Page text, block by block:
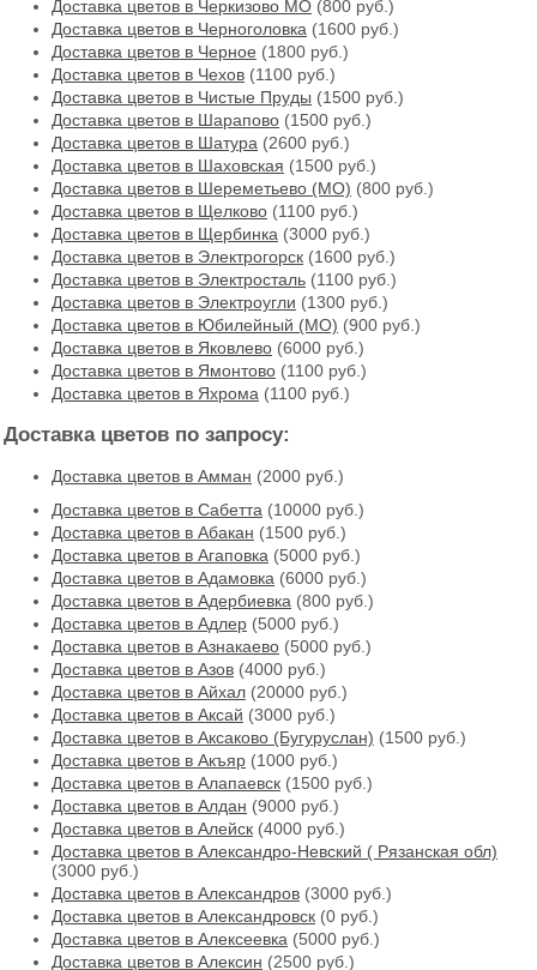
Доставка цветов в Черкизово МО (800 руб.)
Доставка цветов в Черноголовка (1600 руб.)
Доставка цветов в Черное (1800 руб.)
Доставка цветов в Чехов (1100 руб.)
Доставка цветов в Чистые Пруды (1500 руб.)
Доставка цветов в Шарапово (1500 руб.)
Доставка цветов в Шатура (2600 руб.)
Доставка цветов в Шаховская (1500 руб.)
Доставка цветов в Шереметьево (МО) (800 руб.)
Доставка цветов в Щелково (1100 руб.)
Доставка цветов в Щербинка (3000 руб.)
Доставка цветов в Электрогорск (1600 руб.)
Доставка цветов в Электросталь (1100 руб.)
Доставка цветов в Электроугли (1300 руб.)
Доставка цветов в Юбилейный (МО) (900 руб.)
Доставка цветов в Яковлево (6000 руб.)
Доставка цветов в Ямонтово (1100 руб.)
Доставка цветов в Яхрома (1100 руб.)
Доставка цветов по запросу:
Доставка цветов в Амман (2000 руб.)
Доставка цветов в Cабетта (10000 руб.)
Доставка цветов в Абакан (1500 руб.)
Доставка цветов в Агаповка (5000 руб.)
Доставка цветов в Адамовка (6000 руб.)
Доставка цветов в Адербиевка (800 руб.)
Доставка цветов в Адлер (5000 руб.)
Доставка цветов в Азнакаево (5000 руб.)
Доставка цветов в Азов (4000 руб.)
Доставка цветов в Айхал (20000 руб.)
Доставка цветов в Аксай (3000 руб.)
Доставка цветов в Аксаково (Бугуруслан) (1500 руб.)
Доставка цветов в Акъяр (1000 руб.)
Доставка цветов в Алапаевск (1500 руб.)
Доставка цветов в Алдан (9000 руб.)
Доставка цветов в Алейск (4000 руб.)
Доставка цветов в Александро-Невский ( Рязанская обл)
(3000 руб.)
Доставка цветов в Александров (3000 руб.)
Доставка цветов в Александровск (0 руб.)
Доставка цветов в Алексеевка (5000 руб.)
Доставка цветов в Алексин (2500 руб.)